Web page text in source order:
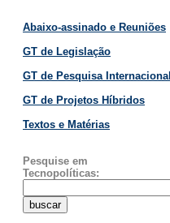
Abaixo-assinado e Reuniões
GT de Legislação
GT de Pesquisa Internacional
GT de Projetos Híbridos
Textos e Matérias
Pesquise em
Tecnopolíticas: